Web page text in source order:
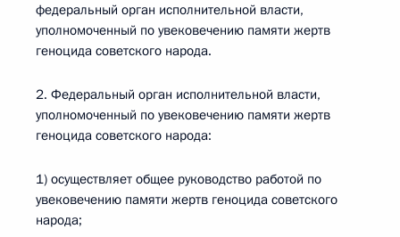
федеральный орган исполнительной власти,
уполномоченный по увековечению памяти жертв
геноцида советского народа.
2. Федеральный орган исполнительной власти,
уполномоченный по увековечению памяти жертв
геноцида советского народа:
1) осуществляет общее руководство работой по
увековечению памяти жертв геноцида советского
народа;